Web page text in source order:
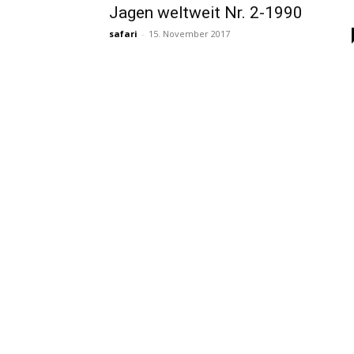
Jagen weltweit Nr. 2-1990
safari - 15. November 2017